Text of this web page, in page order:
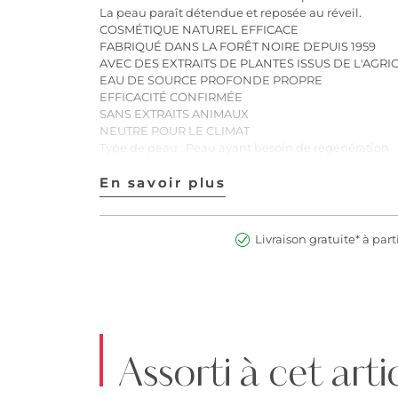
La peau paraît détendue et reposée au réveil.
COSMÉTIQUE NATUREL EFFICACE
FABRIQUÉ DANS LA FORÊT NOIRE DEPUIS 1959
AVEC DES EXTRAITS DE PLANTES ISSUS DE
EAU DE SOURCE PROFONDE PROPRE
EFFICACITÉ CONFIRMÉE
SANS EXTRAITS ANIMAUX
NEUTRE POUR LE CLIMAT
Type de peau : Peau ayant besoin de régénération
Appliquer et masser le soir sur la peau nettoyée et
INCIS:
AQUA [WATER], SESAMUM INDICUM SEED OIL
BUTYROSPERMUM PARKII BUTTER [SHEA], CERA
EXTRACT, PANTHENYL ETHYL ETHER, BRASSICA
CITRATE, CITRIC ACID
En savoir plus
En savoir plus
Livraison gratuite* à
Assorti à cet